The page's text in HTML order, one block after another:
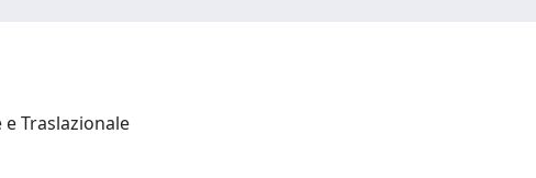
Traslazionale